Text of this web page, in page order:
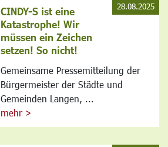
CINDY-S ist eine
Katastrophe! Wir
müssen ein Zeichen
setzen! So nicht!
Gemeinsame Pressemitteilung der
Bürgermeister der Städte und
Gemeinden Langen, ...
mehr >
28.08.2025